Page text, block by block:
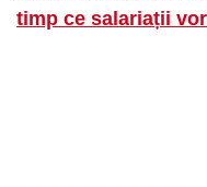
timp ce salariații